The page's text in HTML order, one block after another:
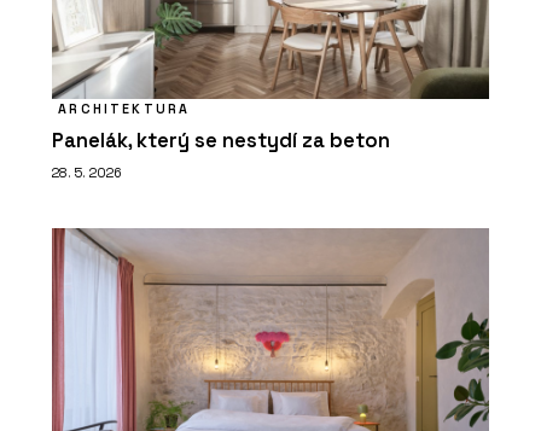
ARCHITEKTURA
Panelák, který se nestydí za beton
28. 5. 2026